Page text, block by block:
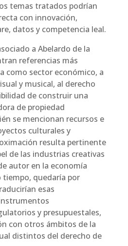
temas tratados podrían
con innovación,
datos y competencia leal.
a Abelardo de la
referencias más
como sector económico, a
y musical, al derecho
de construir una
de propiedad
se mencionan recursos e
culturales y
resulta pertinente
de las industrias creativas
autor en la economía
tiempo, quedaría por
esas
y presupuestales,
con otros ámbitos de la
distintos del derecho de